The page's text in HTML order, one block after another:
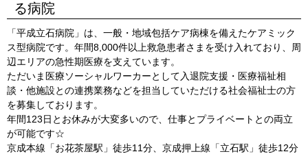
る病院
「平成立石病院」は、一般・地域包括ケア病棟を備えたケアミック
ス型病院です。年間8,000件以上救急患者さまを受け入れており、周
辺エリアの急性期医療を支えています。
ただいま医療ソーシャルワーカーとして入退院支援・医療福祉相
談・他施設との連携業務などを担当していただける社会福祉士の方
を募集しております。
年間123日とお休みが大変多いので、仕事とプライベートとの両立
が可能です☆
京成本線「お花茶屋駅」徒歩11分、京成押上線「立石駅」徒歩12分